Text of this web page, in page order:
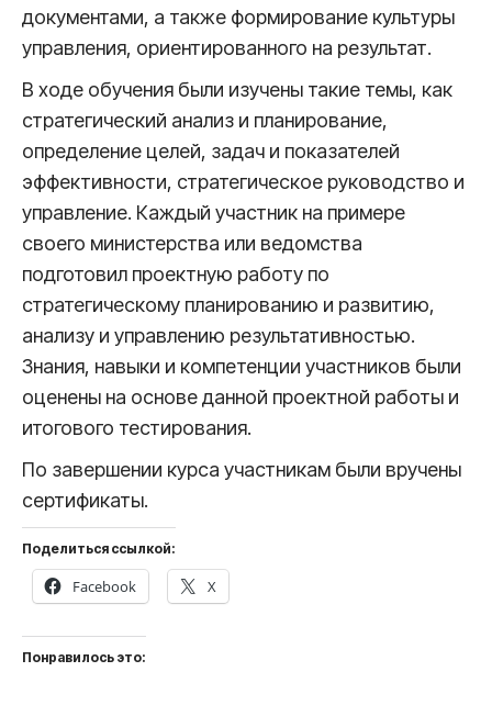
документами, а также формирование культуры
управления, ориентированного на результат.
В ходе обучения были изучены такие темы, как
стратегический анализ и планирование,
определение целей, задач и показателей
эффективности, стратегическое руководство и
управление. Каждый участник на примере
своего министерства или ведомства
подготовил проектную работу по
стратегическому планированию и развитию,
анализу и управлению результативностью.
Знания, навыки и компетенции участников были
оценены на основе данной проектной работы и
итогового тестирования.
По завершении курса участникам были вручены
сертификаты.
Поделиться ссылкой:
Facebook X
Понравилось это: